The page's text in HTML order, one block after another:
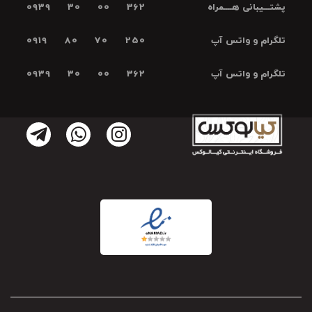
پشتـــیبانی هــــمراه 0939 30 00 362
تلگرام و واتس آپ 0919 80 70 250
تلگرام و واتس آپ 0939 30 00 362